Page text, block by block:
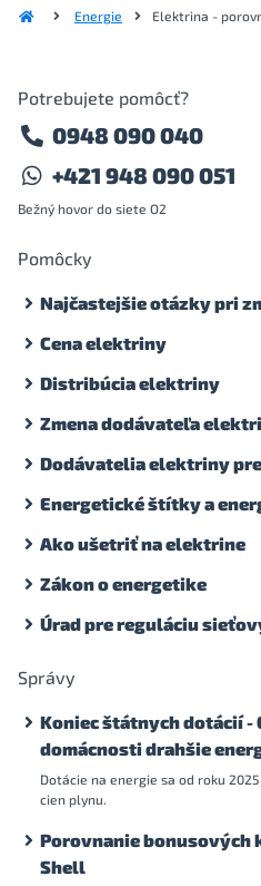
Energie Elektrina -
Potrebujete pomôcť?
0948 090 040
+421 948 090 051
Bežný hovor do siete O2
Pomôcky
Najčastejšie otázky pri
Cena elektriny
Distribúcia elektriny
Zmena dodávateľa
Dodávatelia elektriny
Energetické štítky a
Ako ušetriť na elektrine
Zákon o energetike
Úrad pre reguláciu
Správy
Koniec štátnych dotácií -
domácnosti drahšie
Dotácie na energie sa od roku
cien plynu.
Porovnanie bonusových
Shell